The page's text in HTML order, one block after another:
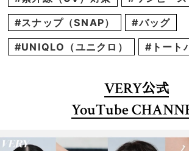
#スナップ（SNAP）
#バッグ
#UNIQLO（ユニクロ）
#トート
VERY公式
YouTube